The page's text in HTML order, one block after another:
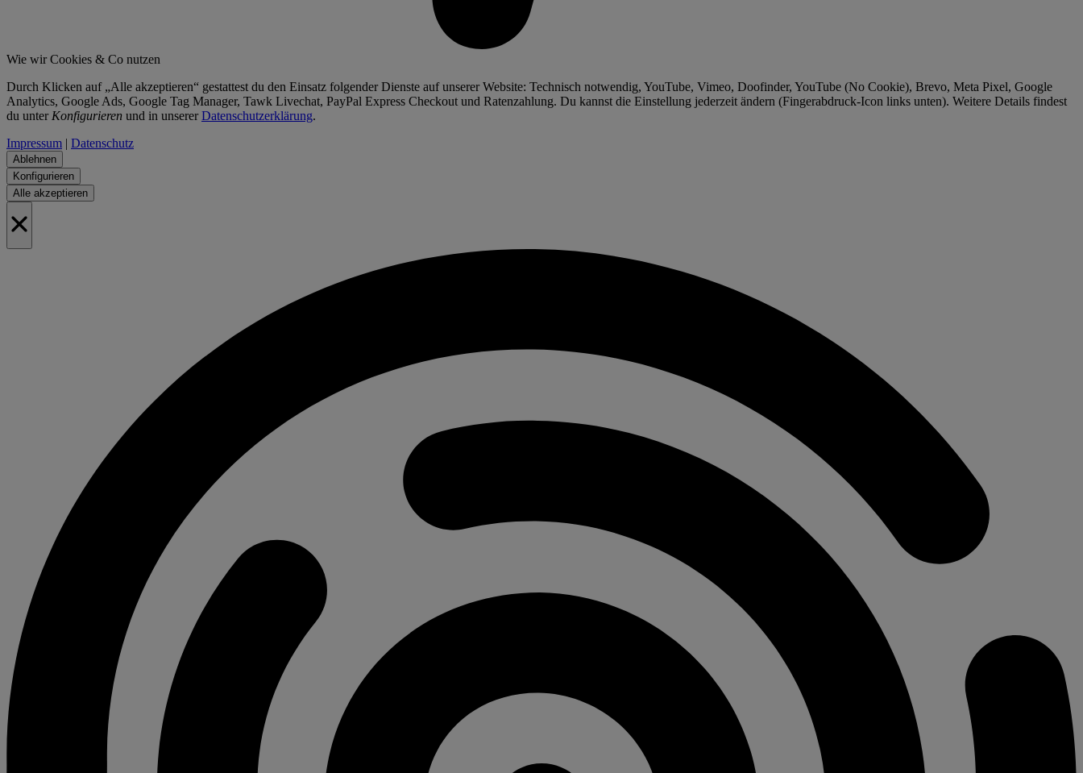
Wie wir Cookies & Co nutzen
Durch Klicken auf „Alle akzeptieren“ gestattest du den Einsatz folgender Dienste auf unserer Website: Technisch notwendig, YouTube, Vimeo, Doofinder, YouTube (No Cookie), Brevo, Meta Pixel, Google
Analytics, Google Ads, Google Tag Manager, Tawk Livechat, PayPal Express Checkout und Ratenzahlung. Du kannst die Einstellung jederzeit ändern (Fingerabdruck-Icon links unten). Weitere Details findest
du unter Konfigurieren und in unsererDatenschutzerklärung.
Impressum | Datenschutz
Ablehnen
Konfigurieren
Alle akzeptieren